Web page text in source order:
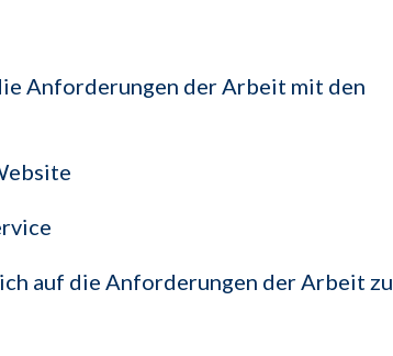
Anforderungen der Arbeit mit den
auf die Anforderungen der Arbeit zu